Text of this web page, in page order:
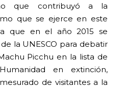
que contribuyó a la
que se ejerce en este
que en el año 2015 se
la UNESCO para debatir
Picchu en la lista de
en extinción,
de visitantes a la